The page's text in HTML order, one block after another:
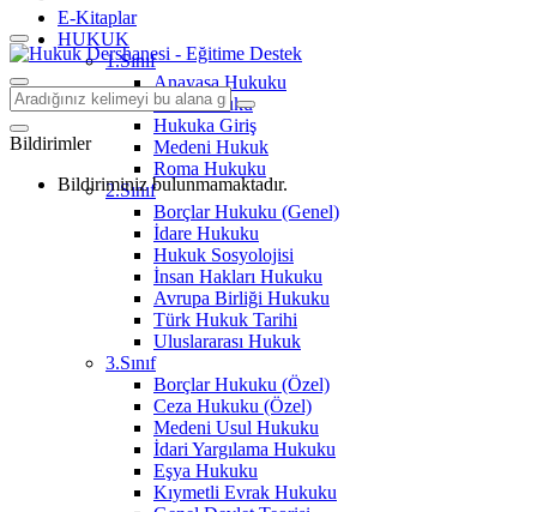
E-Kitaplar
HUKUK
1.Sınıf
Anayasa Hukuku
Aile Hukuku
Hukuka Giriş
Medeni Hukuk
Roma Hukuku
2.Sınıf
Borçlar Hukuku (Genel)
İdare Hukuku
Hukuk Sosyolojisi
İnsan Hakları Hukuku
Avrupa Birliği Hukuku
Türk Hukuk Tarihi
Uluslararası Hukuk
3.Sınıf
Borçlar Hukuku (Özel)
Ceza Hukuku (Özel)
Medeni Usul Hukuku
İdari Yargılama Hukuku
Eşya Hukuku
Kıymetli Evrak Hukuku
Bildirimler
Bildiriminiz bulunmamaktadır.